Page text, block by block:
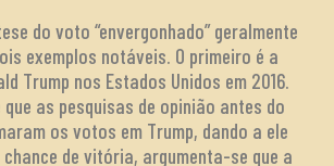
do voto “envergonhado” geralmente
exemplos notáveis. O primeiro é a
Trump nos Estados Unidos em 2016.
que as pesquisas de opinião antes do
os votos em Trump, dando a ele
chance de vitória, argumenta-se que a